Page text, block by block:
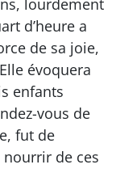
d’heure a
de sa joie,
évoquera
enfants
vous de
fut de
nourrir de ces